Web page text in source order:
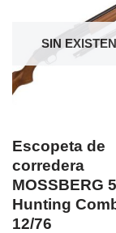
SIN
Escopeta de
corredera
MOSSBERG
Hunting
12/76